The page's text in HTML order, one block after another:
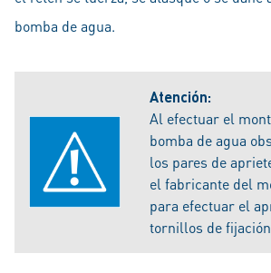
bomba de agua.
Atención:
Al efectuar el
bomba de agua
los pares de
el fabricante del
para efectuar el
tornillos de